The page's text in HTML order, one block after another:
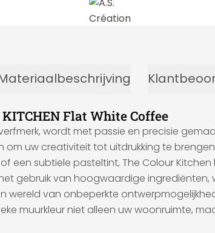
Flat White Coffee
wordt met passie en precisie
uw creativiteit tot uitdrukking te
een subtiele pasteltint, The Colour
gebruik van hoogwaardige
wereld van onbeperkte
muurkleur niet alleen uw woonruimte,